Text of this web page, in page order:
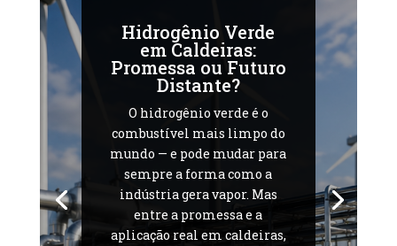
Hidrogênio Verde
em Caldeiras:
Promessa ou Futuro
Distante?
O hidrogênio verde é o
combustível mais limpo do
mundo — e pode mudar para
sempre a forma como a
indústria gera vapor. Mas
entre a promessa e a
aplicação real em caldeiras,